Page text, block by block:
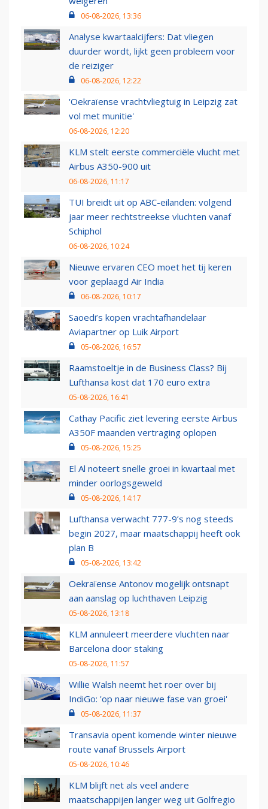
06-08-2026, 13:36
Analyse kwartaalcijfers: Dat vliegen
duurder wordt, lijkt geen probleem voor
de reiziger
06-08-2026, 12:22
'Oekraïense vrachtvliegtuig in Leipzig zat
vol met munitie'
06-08-2026, 12:20
KLM stelt eerste commerciële vlucht met
Airbus A350-900 uit
06-08-2026, 11:17
TUI breidt uit op ABC-eilanden: volgend
jaar meer rechtstreekse vluchten vanaf
Schiphol
06-08-2026, 10:24
Nieuwe ervaren CEO moet het tij keren
voor geplaagd Air India
06-08-2026, 10:17
Saoedi’s kopen vrachtafhandelaar
Aviapartner op Luik Airport
05-08-2026, 16:57
Raamstoeltje in de Business Class? Bij
Lufthansa kost dat 170 euro extra
05-08-2026, 16:41
Cathay Pacific ziet levering eerste Airbus
A350F maanden vertraging oplopen
05-08-2026, 15:25
El Al noteert snelle groei in kwartaal met
minder oorlogsgeweld
05-08-2026, 14:17
Lufthansa verwacht 777-9’s nog steeds
begin 2027, maar maatschappij heeft ook
plan B
05-08-2026, 13:42
Oekraïense Antonov mogelijk ontsnapt
aan aanslag op luchthaven Leipzig
05-08-2026, 13:18
KLM annuleert meerdere vluchten naar
Barcelona door staking
05-08-2026, 11:57
Willie Walsh neemt het roer over bij
IndiGo: 'op naar nieuwe fase van groei'
05-08-2026, 11:37
Transavia opent komende winter nieuwe
route vanaf Brussels Airport
05-08-2026, 10:46
KLM blijft net als veel andere
maatschappijen langer weg uit Golfregio